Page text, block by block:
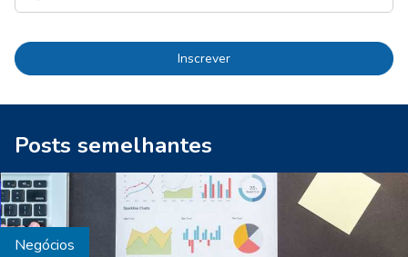
Inscrever
Posts semelhantes
Negócios